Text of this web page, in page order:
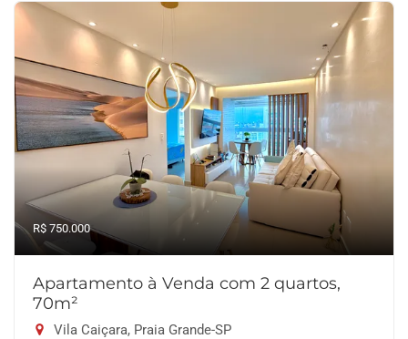
R$ 750.000
Apartamento à Venda com 2 quartos,
70m²
Vila Caiçara, Praia Grande-SP